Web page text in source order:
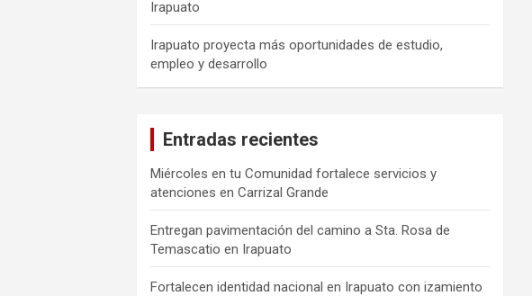
Irapuato
Irapuato proyecta más oportunidades de estudio,
empleo y desarrollo
Entradas recientes
Miércoles en tu Comunidad fortalece servicios y
atenciones en Carrizal Grande
Entregan pavimentación del camino a Sta. Rosa de
Temascatio en Irapuato
Fortalecen identidad nacional en Irapuato con izamiento